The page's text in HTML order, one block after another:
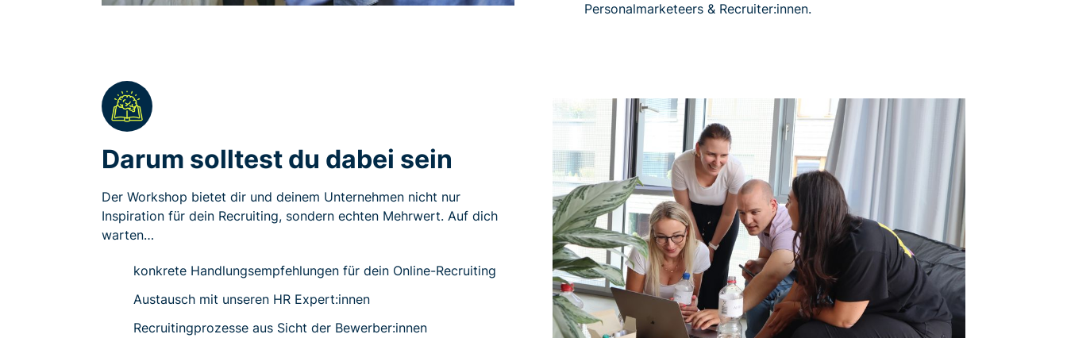
Personalmarketeers & Recruiter:innen.
Darum solltest du dabei sein
Der Workshop bietet dir und deinem Unternehmen nicht nur
Inspiration für dein Recruiting, sondern echten Mehrwert. Auf dich
warten…
konkrete Handlungsempfehlungen für dein Online-Recruiting
Austausch mit unseren HR Expert:innen
Recruitingprozesse aus Sicht der Bewerber:innen